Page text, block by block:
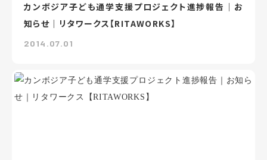
カンボジア子ども通学支援プロジェクト進捗報告｜お
知らせ｜リタワークス【RITAWORKS】
2014.07.01